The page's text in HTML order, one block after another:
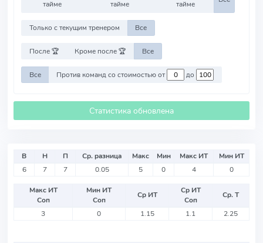
тайме
тайме
тайме
Только с текущим тренером Все
После 🏆 Кроме после 🏆 Все
Все Против команд со стоимостью от до
Статистика обновлена
В Н П Ср. разница Макс Мин Макс ИТ
Мин ИТ
6
7 7 0.05 5 0 4 0
Макс ИТ
Соп
Мин ИТ
Соп
Ср ИТ
Ср ИТ
Соп
Ср. Т
3
0 1.15 1.1 2.25